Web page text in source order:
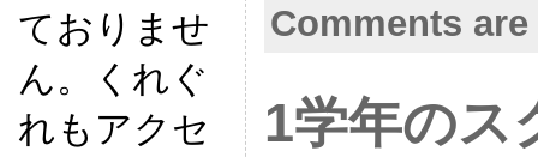
ておりませ
ん。くれぐ
れもアクセ
Comments
1学年のス